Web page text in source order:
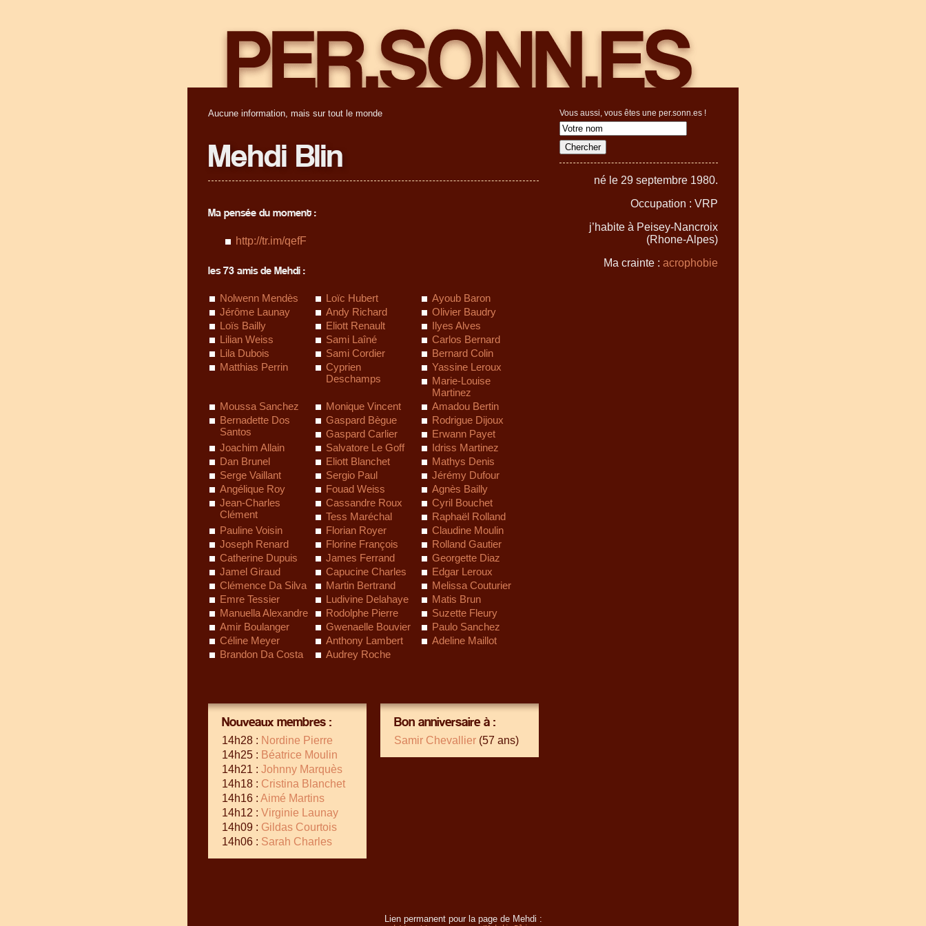
Aucune information, mais sur tout le monde
Mehdi Blin
Vous aussi, vous êtes une per.sonn.es !
né le 29 septembre 1980.
Occupation : VRP
j’habite à Peisey-Nancroix
(Rhone-Alpes)
Ma crainte : acrophobie
Ma pensée du moment :
http://tr.im/qefF
les 73 amis de Mehdi :
Nolwenn Mendès Loïc Hubert
Ayoub Baron
Jérôme Launay
Andy Richard
Olivier Baudry
Loïs Bailly
Eliott Renault
Ilyes Alves
Lilian Weiss
Sami Laîné
Carlos Bernard
Lila Dubois
Sami Cordier
Bernard Colin
Matthias Perrin
Cyprien
Deschamps
Yassine Leroux
Marie-Louise
Martinez
Moussa Sanchez
Monique Vincent
Amadou Bertin
Bernadette Dos
Santos
Gaspard Bègue
Rodrigue Dijoux
Gaspard Carlier
Erwann Payet
Joachim Allain
Salvatore Le Goff
Idriss Martinez
Dan Brunel
Eliott Blanchet
Mathys Denis
Serge Vaillant
Sergio Paul
Jérémy Dufour
Angélique Roy
Fouad Weiss
Agnès Bailly
Jean-Charles
Clément
Cassandre Roux
Cyril Bouchet
Tess Maréchal
Raphaël Rolland
Pauline Voisin
Florian Royer
Claudine Moulin
Joseph Renard
Florine François
Rolland Gautier
Catherine Dupuis
James Ferrand
Georgette Diaz
Jamel Giraud
Capucine Charles
Edgar Leroux
Clémence Da Silva
Martin Bertrand
Melissa Couturier
Emre Tessier
Ludivine Delahaye
Matis Brun
Manuella Alexandre
Rodolphe Pierre
Suzette Fleury
Amir Boulanger
Gwenaelle Bouvier
Paulo Sanchez
Céline Meyer
Anthony Lambert
Adeline Maillot
Brandon Da Costa
Audrey Roche
Nouveaux membres :
14h28 : Nordine Pierre
14h25 : Béatrice Moulin
14h21 : Johnny Marquès
14h18 : Cristina Blanchet
14h16 : Aimé Martins
14h12 : Virginie Launay
14h09 : Gildas Courtois
14h06 : Sarah Charles
Bon anniversaire à :
Samir Chevallier (57 ans)
Lien permanent pour la page de Mehdi :